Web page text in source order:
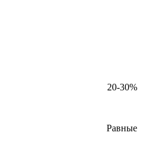
20-30%
Равные